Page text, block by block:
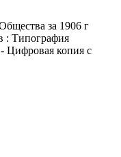
за 1906 г
: Типография
Цифровая копия с